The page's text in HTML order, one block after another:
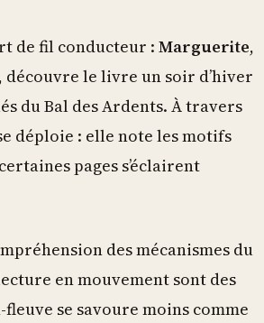
de fil conducteur : Marguerite,
découvre le livre un soir d’hiver
du Bal des Ardents. À travers
déploie : elle note les motifs
pages s’éclairent
des mécanismes du
en mouvement sont des
se savoure moins comme